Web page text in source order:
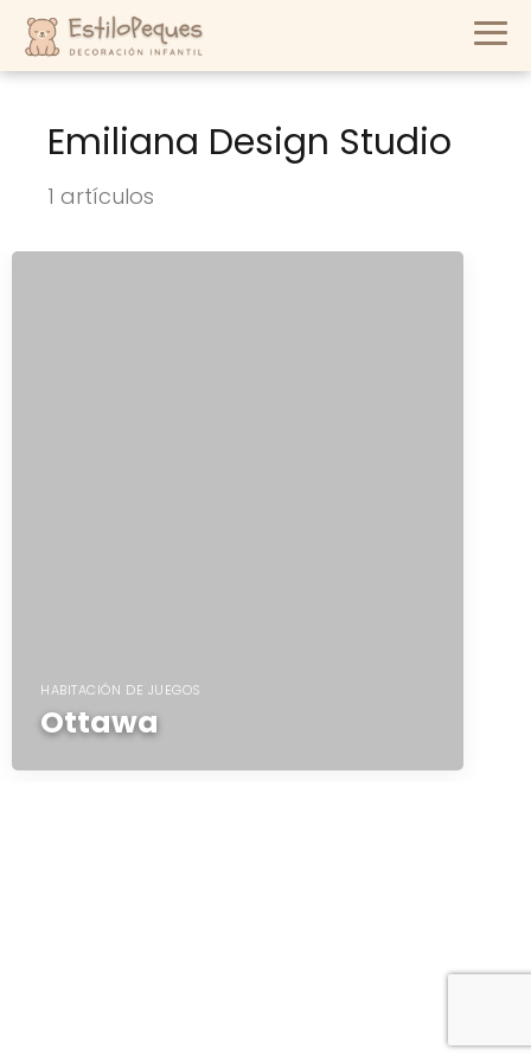
Emiliana Design Studio
1 artículos
HABITACIÓN DE JUEGOS
Ottawa